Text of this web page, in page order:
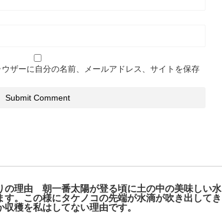
ザーに自分の名前、メールアドレス、サイトを保存
理由 朝一番太陽が登る頃に土の中の美味しい水
す。この様にタケノコの先端が水滴が吹き出してき
収穫を私はしてない理由です。